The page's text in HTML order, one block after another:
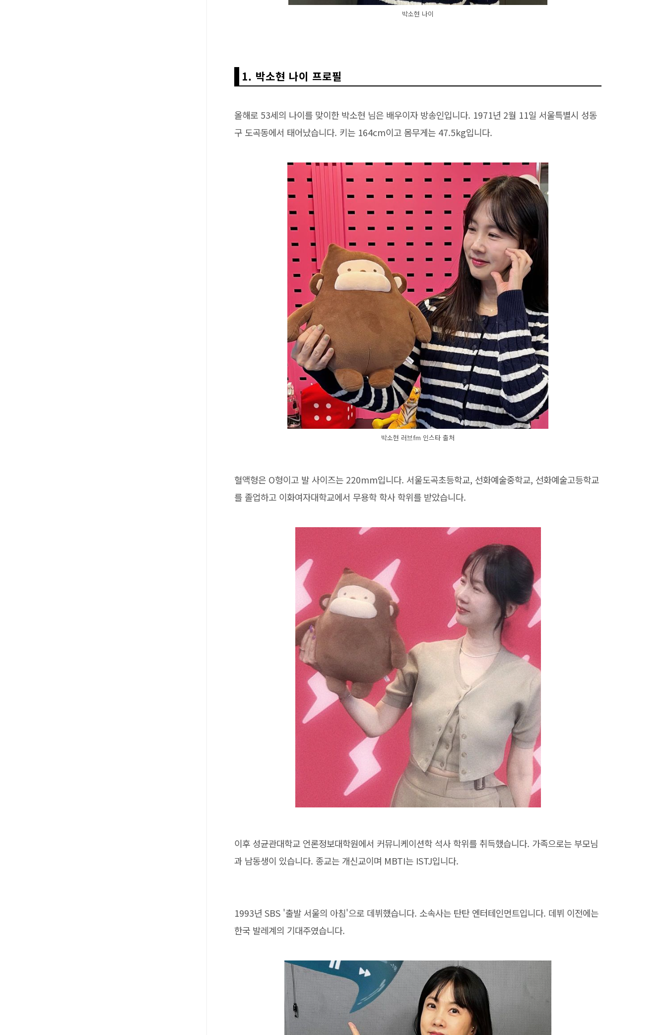
박소현 나이
1. 박소현 나이 프로필
올해로 53세의 나이를 맞이한 박소현 님은 배우이자 방송인입니다. 1971년 2월 11일 서울특별시 성동
구 도곡동에서 태어났습니다. 키는 164cm이고 몸무게는 47.5kg입니다.
박소현 러브fm 인스타 출처
혈액형은 O형이고 발 사이즈는 220mm입니다. 서울도곡초등학교, 선화예술중학교, 선화예술고등학교
를 졸업하고 이화여자대학교에서 무용학 학사 학위를 받았습니다.
이후 성균관대학교 언론정보대학원에서 커뮤니케이션학 석사 학위를 취득했습니다. 가족으로는 부모님
과 남동생이 있습니다. 종교는 개신교이며 MBTI는 ISTJ입니다.
1993년 SBS '출발 서울의 아침'으로 데뷔했습니다. 소속사는 탄탄 엔터테인먼트입니다. 데뷔 이전에는
한국 발레계의 기대주였습니다.